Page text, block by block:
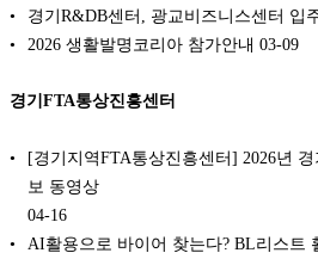
경기R&DB센터, 광교비즈니스센터 입
2026 생활발명코리아 참가안내 03-09
경기FTA통상진흥센터
[경기지역FTA통상진흥센터] 2026년
보 동영상
04-16
AI활용으로 바이어 찾는다? BL리스트